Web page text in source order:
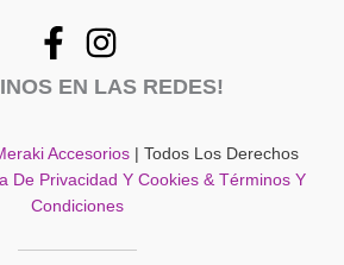
EN LAS REDES!
Accesorios | Todos Los Derechos
De Privacidad Y Cookies & Términos Y
Condiciones